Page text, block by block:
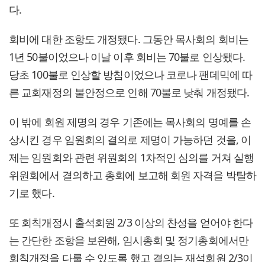
다.
회비에 대한 조항도 개정됐다. 그동안 목사회의 회비는
1년 50불이었으나 이날 이후 회비는 70불로 인상됐다.
당초 100불로 인상할 방침이었으나 코로나 팬데믹에 따
른 교회재정의 불안정으로 인해 70불로 낮춰 개정됐다.
이 밖에 회원 제명의 경우 기존에는 목사회의 명예를 손
상시킨 경우 임원회의 결의로 제명이 가능하던 것을, 이
제는 임원회와 관련 위원회의 1차적인 심의를 거쳐 실행
위원회에서 결의하고 총회에 보고해 회원 자격을 박탈하
기로 했다.
또 회칙개정시 출석회원 2/3 이상의 찬성을 얻어야 한다
는 간단한 조항을 보완해, 임시총회 및 정기총회에서만
회칙개정을 다룰 수 있도록 했고 결의는 재석회원 2/3이